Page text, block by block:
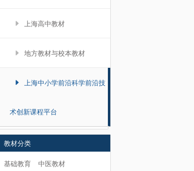
上海高中教材
地方教材与校本教材
上海中小学前沿科学前沿技
术创新课程平台
教材分类
基础教育
中医教材